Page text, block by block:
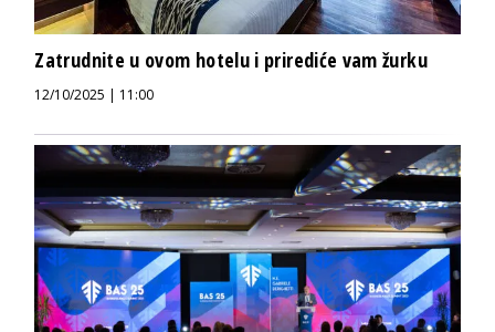
Zatrudnite u ovom hotelu i prirediće vam žurku
12/10/2025 | 11:00